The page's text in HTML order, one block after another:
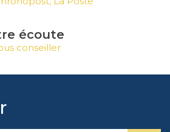
écoute
conseiller